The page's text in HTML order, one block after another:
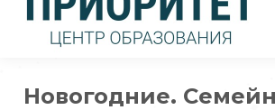
Новогодние.